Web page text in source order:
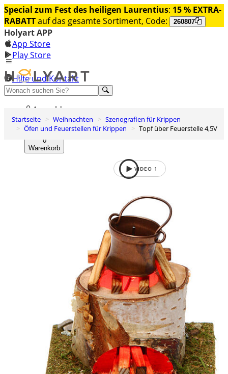
Special zum Fest des heiligen Laurentius: 15 % EXTRA-
RABATTauf das gesamte Sortiment, Code: 260807
Holyart APP
App Store
Play Store
Hilfe und Kontakt
Entdecken Sie Premium
Anmelden
Wunschliste
0
Warenkorb
Startseite Weihnachten
Szenografien für Krippen
Öfen und Feuerstellen für Krippen
Topf über Feuerstelle 4,5V
VIDEO 1